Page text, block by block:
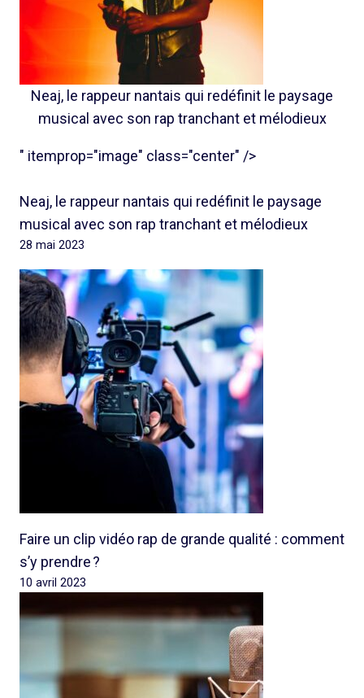
Neaj, le rappeur nantais qui redéfinit le paysage
musical avec son rap tranchant et mélodieux
" itemprop="image" class="center" />
Neaj, le rappeur nantais qui redéfinit le paysage
musical avec son rap tranchant et mélodieux
28 mai 2023
Faire un clip vidéo rap de grande qualité : comment
s’y prendre ?
10 avril 2023